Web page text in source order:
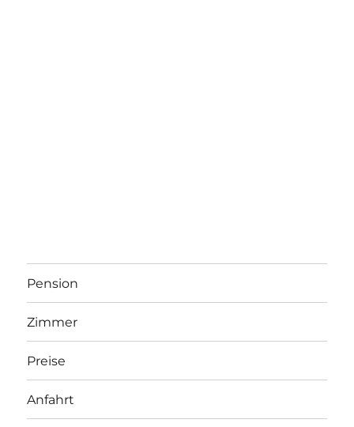
Pension
Zimmer
Preise
Anfahrt